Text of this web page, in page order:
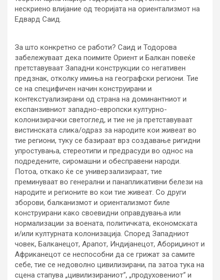
нескриено влијание од теоријата на ориентализмот на
Едвард Саид.
За што конкретно се работи? Саид и Тодорова
забележуваат дека поимите Ориент и Балкан повеќе
претставуваат Западни конструкции со негативен
предзнак, отколку имиња на географски региони. Тие
се на специфичен начин конструирани и
контекстуализирани од страна на доминантниот и
експанзивниот западно-европски културно-
колонизирачки светоглед, и тие не ја претставуваат
вистинската слика/одраз за народите кои живеат во
тие региони, туку се базираат врз создавање ригидни
упростувања, стереотипи и предрасуди во однос на
подредените, сиромашни и обесправени народи.
Потоа, откако ќе се универзализираат, тие
преминуваат во генерални и панапликативни белези на
народите и регионите во кои тие живеат. Со други
зборови, балканизмот и ориентализмот биле
конструирани како своевидни оправдувања или
нормализации за воената, политичката, економската
и/или културната колонизација. Според Западниот
човек, Балканецот, Арапот, Индијанецот, Абориџинот и
Африканецот се неспособни да се грижат за самите
себе, тие се недоволно цивилизирани, па затоа тука на
сцена стапува „цивилизираниот“, „продуховениот“ и